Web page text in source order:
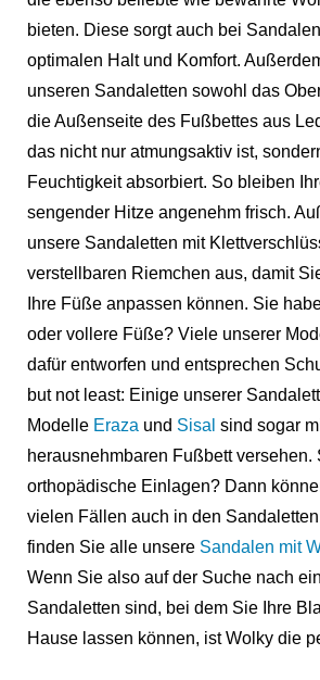
bieten. Diese sorgt auch bei
optimalen Halt und Komfort.
unseren Sandaletten sowohl das
die Außenseite des Fußbettes aus
das nicht nur atmungsaktiv ist,
Feuchtigkeit absorbiert. So bleiben
sengender Hitze angenehm frisch.
unsere Sandaletten mit
verstellbaren Riemchen aus, damit
Ihre Füße anpassen können. Sie
oder vollere Füße? Viele unserer
dafür entworfen und entsprechen
but not least: Einige unserer
Modelle Eraza und Sisal sind sogar
herausnehmbaren Fußbett versehen.
orthopädische Einlagen? Dann
vielen Fällen auch in den
finden Sie alle unsere Sandalen mit
Wenn Sie also auf der Suche nach
Sandaletten sind, bei dem Sie Ihre
Hause lassen können, ist Wolky die